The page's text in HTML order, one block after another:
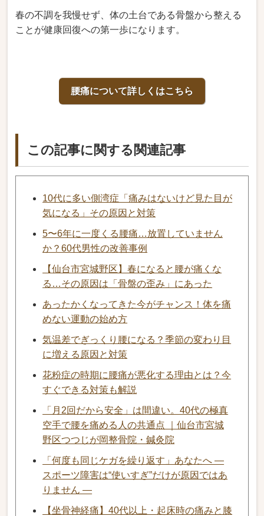
春の不調を我慢せず、体の土台である骨盤から整える
ことが健康回復への第一歩になります。
腰痛について詳しくはこちら
この記事に関する関連記事
10代に多い側湾症「痛みはないけど見た目が
気になる」その原因と対策
5〜6年に一度くる腰痛…放置していません
か？60代男性の改善事例
【仙台市宮城野区】春になると腰が痛くな
る…その原因は「骨盤の歪み」にあった
あったかくなってきた今がチャンス！体を痛
めない運動の始め方
気温差でぎっくり腰になる？季節の変わり目
に増える原因と対策
花粉症の時期に腰痛が悪化する理由とは？今
すぐできる対策も解説
「月2回だから安全」は間違い。40代の極真
空手で腰を痛める人の共通点 ｜仙台市宮城
野区つつじが岡整骨院・鍼灸院
「何度も同じケガを繰り返す」あなたへ ―
スポーツ障害は“使いすぎ”だけが原因ではあ
りません ―
【坐骨神経痛】40代以上・起床時の痛みと膝